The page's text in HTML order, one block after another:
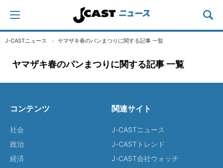
J-CASTニュース ヤマザキ春のパンまつりに関する記事 一覧
ヤマザキ春のパンまつりに関する記事 一覧
コンテンツ
社会
政治
経済
関連サイト
J-CASTニュース
J-CASTトレンド
J-CAST会社ウォッチ